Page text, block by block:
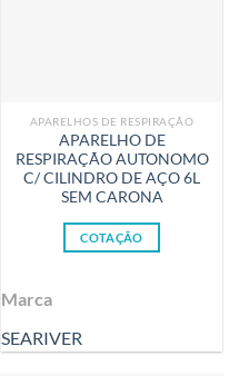
APARELHOS DE RESPIRAÇÃO
APARELHO DE
RESPIRAÇÃO AUTONOMO
C/ CILINDRO DE AÇO 6L
SEM CARONA
COTAÇÃO
Marca
SEARIVER